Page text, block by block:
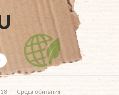
Среда обитания